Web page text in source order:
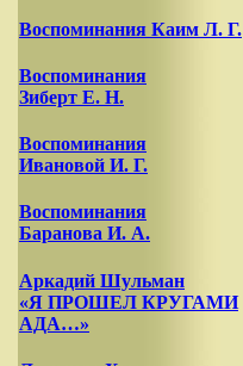
Воспоминания Каим Л. Г.
Воспоминания
Зиберт Е. Н.
Воспоминания
Ивановой И. Г.
Воспоминания
Баранова И. А.
Аркадий Шульман
«Я ПРОШЕЛ КРУГАМИ
АДА…»